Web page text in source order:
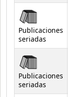
Publicaciones
seriadas
Publicaciones
seriadas